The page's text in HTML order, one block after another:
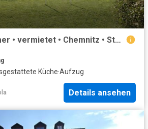
Zentrum • 2 Zimmer • vermietet • Chemnitz • Stellplatz • zwei Bäder • großer Garten • ruhige Lage ID: 3408
Küche·Aufzug
Details ansehen